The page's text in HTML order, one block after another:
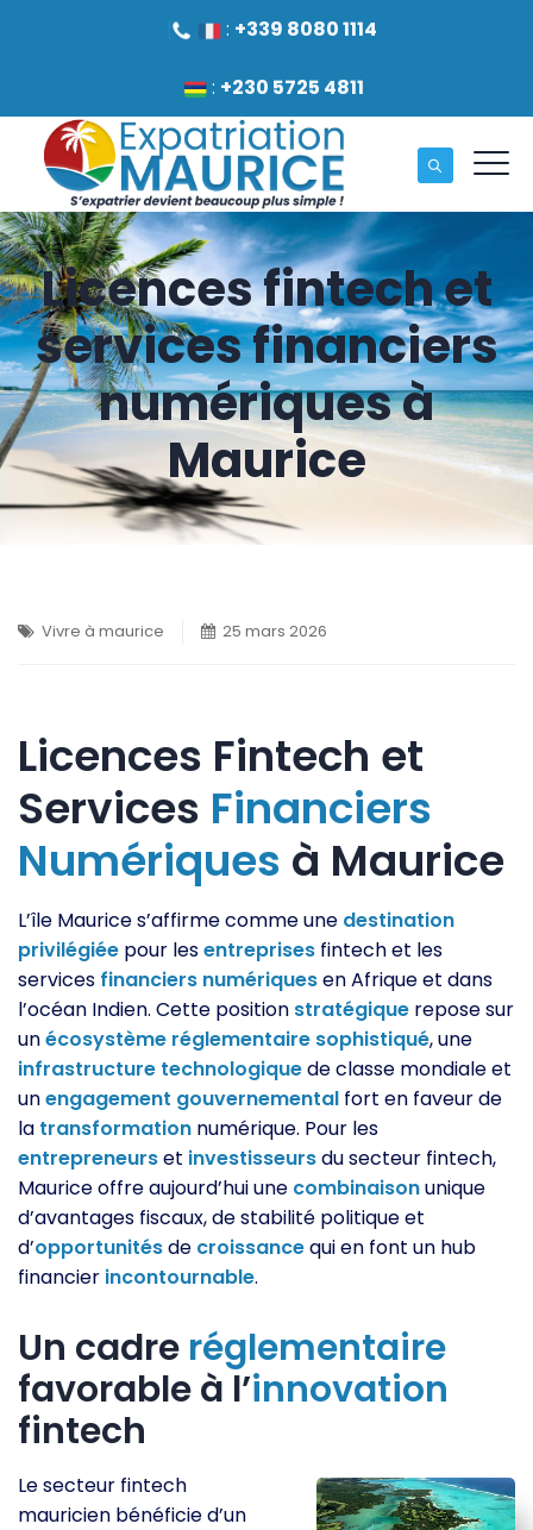
: +339 8080 1114
: +230 5725 4811
Licences fintech et
services financiers
numériques à
Maurice
Vivre à maurice 25 mars 2026
Licences Fintech et
Services Financiers
Numériques à Maurice
L’île Maurice s’affirme comme une destination
privilégiée pour lesentreprises fintech et les
services financiers numériquesen Afrique et dans
l’océan Indien. Cette position stratégique repose sur
unécosystème réglementaire sophistiqué, une
infrastructure technologiquede classe mondiale et
unengagement gouvernemental fort en faveur de
la transformation numérique. Pour les
entrepreneurset investisseursdu secteur fintech,
Maurice offre aujourd’hui une combinaisonunique
d’avantages fiscaux, de stabilité politique et
d’opportunitésde croissancequi en font un hub
financier incontournable.
Un cadre réglementaire
favorable à l’innovation
fintech
Le secteur fintech
mauricien bénéficie d’un